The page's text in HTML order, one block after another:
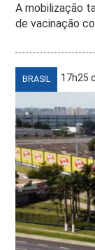
A mobilização
de vacinação
BRASIL 17h25